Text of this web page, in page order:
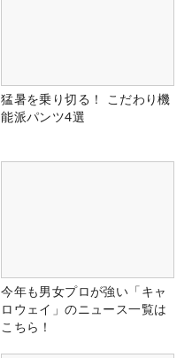
猛暑を乗り切る！ こだわり機
能派パンツ4選
今年も男女プロが強い「キャ
ロウェイ」のニュース一覧は
こちら！